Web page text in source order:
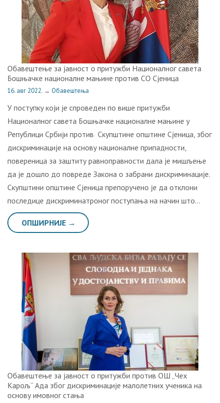
Обавештење за јавност о притужби Националног савета
Бошњачке националне мањине против СО Сјеница
16. авг 2022. → Обавештења
У поступку који је спроведен по више притужби
Националног савета Бошњачке националне мањине у
Републици Србији против Скупштине општине Сјеница, због
дискриминације на основу националне припадности,
повереница за заштиту равноправности дала је мишљење
да је дошло до повреде Закона о забрани дискриминације.
Скупштини општине Сјеница препоручено је да отклони
последице дискриминатроног поступања на начин што…
ОПШИРНИЈЕ →
Обавештење за јавност о притужби против ОШ „Чех
Карољ“ Ада због дискриминације малолетних ученика на
основу имовног стања